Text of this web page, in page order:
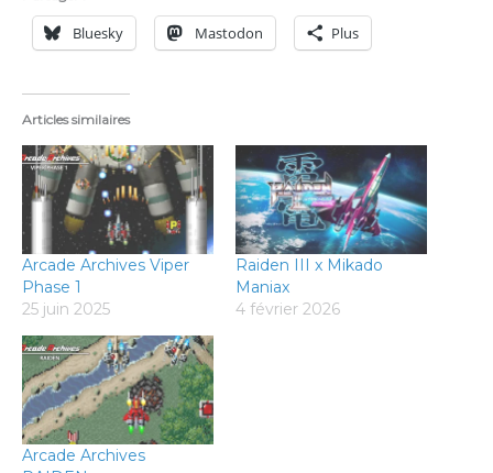
Bluesky Mastodon Plus
Articles similaires
Arcade Archives Viper
Phase 1
25 juin 2025
Raiden III x Mikado
Maniax
4 février 2026
Arcade Archives